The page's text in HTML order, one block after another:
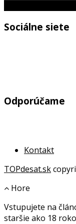
Sociálne siete
Odporúčame
Kontakt
TOPdesat.sk
Hore
online
Vstupujete na
staršie ako 18